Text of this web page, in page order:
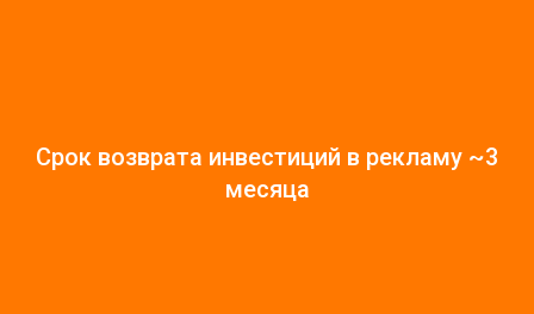
Срок возврата инвестиций в рекламу ~3
месяца